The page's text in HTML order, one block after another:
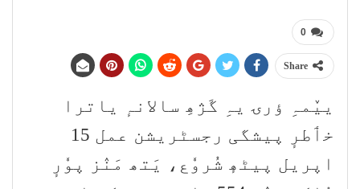
0
Share
ییٚمہِ ؤرۍ یہِ گَژھِ سالانہٕ یاترا
خٲطرٕ پیشگی رجسٹریشن عمل 15
اپریل پیٹھٕ شُروٗع، یَتھ مَنٛز پوٗرٕ